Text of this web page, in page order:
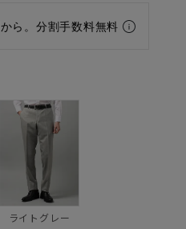
から。分割手数料無料
ライトグレー